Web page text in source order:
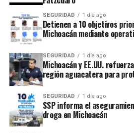
SEGURIDAD 1 día ago
Detienen a 10 objetivos
Michoacán mediante
SEGURIDAD 1 día ago
Michoacán y EE.UU.
región aguacatera para
SEGURIDAD 1 día ago
SSP informa el
droga en Michoacán